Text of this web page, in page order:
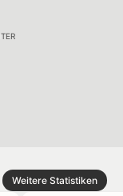
Weitere Statistiken